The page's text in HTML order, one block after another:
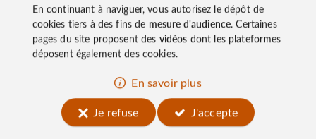
En continuant à naviguer, vous autorisez le dépôt de
cookies tiers à des fins de mesure d'audience. Certaines
pages du site proposent des vidéos dont les plateformes
déposent également des cookies.
En savoir plus
Je refuse
J'accepte